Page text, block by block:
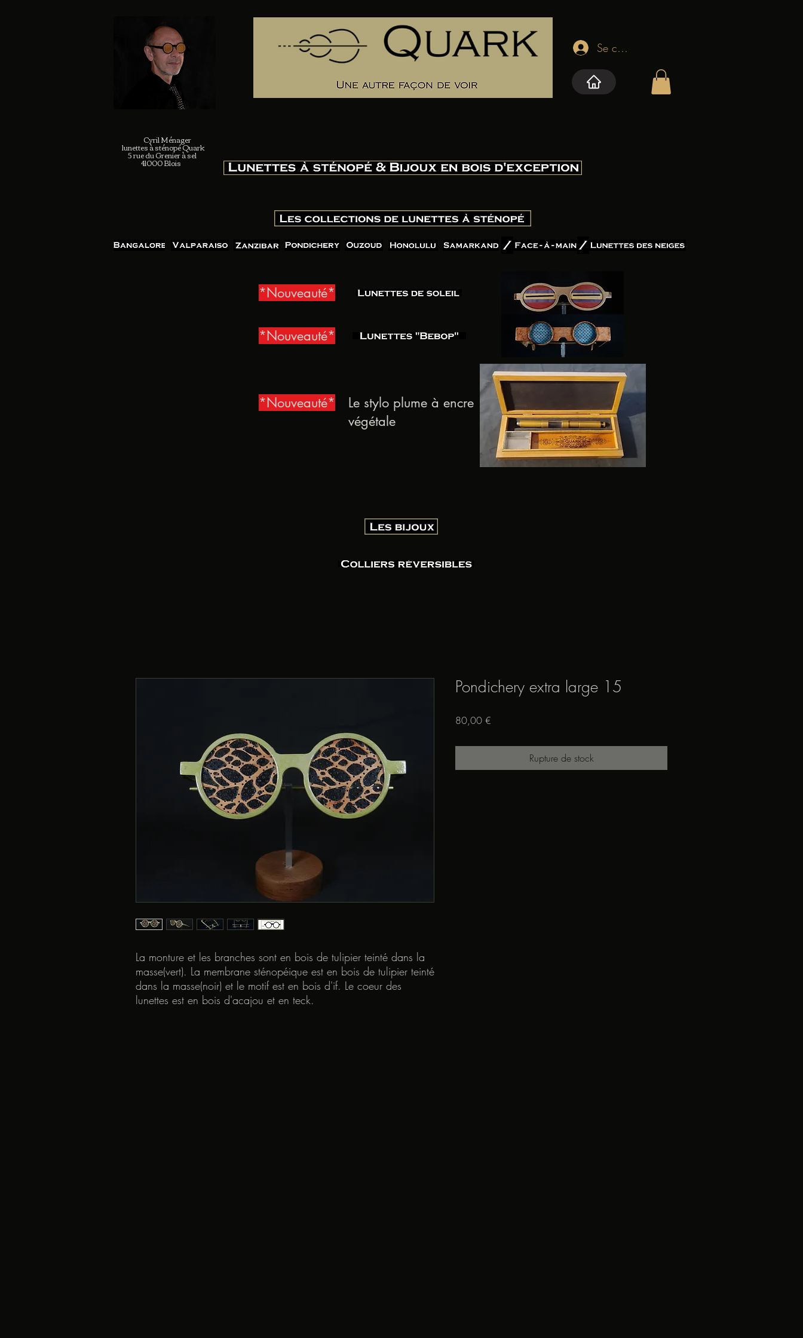
Se connecter
Cyril Ménager
lunettes à sténopé Quark
5 rue du Grenier à sel
41000 Blois
*Nouveauté*
*Nouveauté*
*Nouveauté*
Le stylo plume à encre
végétale
La monture et les branches sont en bois de tulipier teinté dans la
masse(vert). La membrane sténopéique est en bois de tulipier teinté
dans la masse(noir) et le motif est en bois d'if. Le coeur des
lunettes est en bois d'acajou et en teck.
Pondichery extra large 15
80,00 €
Rupture de stock